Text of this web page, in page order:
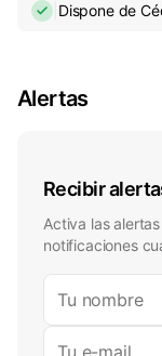
aportan
pie de la playa,
Dispone de
Alertas
Recibir
Activa las
notificaciones